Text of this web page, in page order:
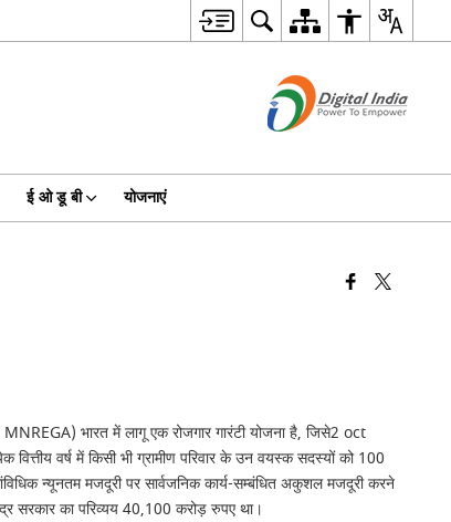
ई ओ डू बी योजनाएं
/ MNREGA) भारत में लागू एक रोजगार गारंटी योजना है, जिसे2 oct
वित्तीय वर्ष में किसी भी ग्रामीण परिवार के उन वयस्क सदस्यों को 100
न्यूनतम मजदूरी पर सार्वजनिक कार्य-सम्बंधित अकुशल मजदूरी करने
सरकार का परिव्यय 40,100 करोड़ रुपए था।